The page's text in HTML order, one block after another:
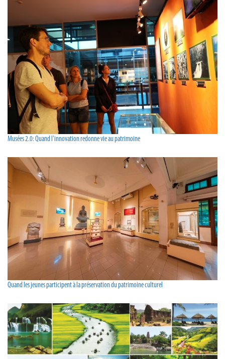
Musées 2.0: Quand l'innovation redonne vie au patrimoine
Quand les jeunes participent à la préservation du patrimoine culturel